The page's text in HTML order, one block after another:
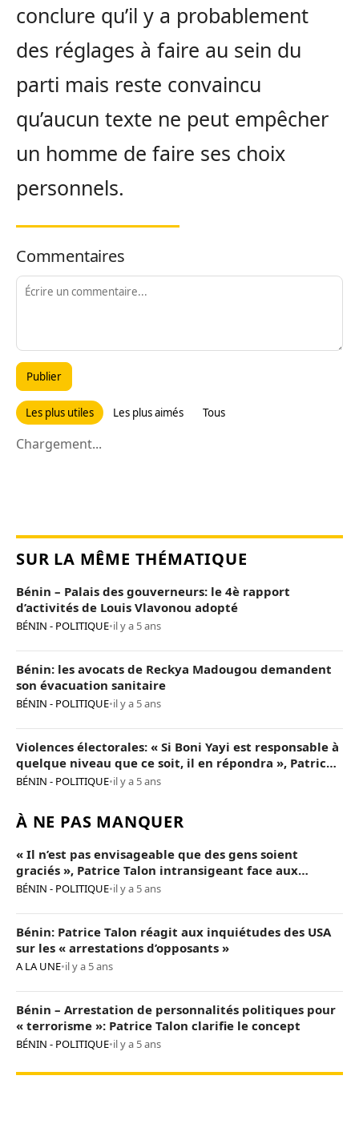
conclure qu’il y a probablement
des réglages à faire au sein du
parti mais reste convaincu
qu’aucun texte ne peut empêcher
un homme de faire ses choix
personnels.
Commentaires
Publier
Les plus utiles Les plus aimés Tous
Chargement...
SUR LA MÊME THÉMATIQUE
Bénin – Palais des gouverneurs: le 4è rapport
d’activités de Louis Vlavonou adopté
BÉNIN - POLITIQUE•il y a 5 ans
Bénin: les avocats de Reckya Madougou demandent
son évacuation sanitaire
BÉNIN - POLITIQUE•il y a 5 ans
Violences électorales: « Si Boni Yayi est responsable à
quelque niveau que ce soit, il en répondra », Patrice
Talon
BÉNIN - POLITIQUE•il y a 5 ans
À NE PAS MANQUER
« Il n’est pas envisageable que des gens soient
graciés », Patrice Talon intransigeant face aux
« opposants terroristes »
BÉNIN - POLITIQUE•il y a 5 ans
Bénin: Patrice Talon réagit aux inquiétudes des USA
sur les « arrestations d’opposants »
A LA UNE•il y a 5 ans
Bénin – Arrestation de personnalités politiques pour
« terrorisme »: Patrice Talon clarifie le concept
BÉNIN - POLITIQUE•il y a 5 ans